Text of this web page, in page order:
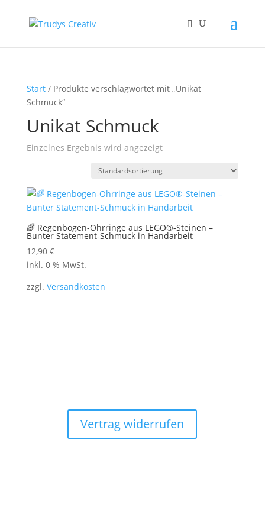
Start/ Produkte verschlagwortet mit „Unikat
Schmuck“
Unikat Schmuck
Einzelnes Ergebnis wird angezeigt
🌈 Regenbogen-Ohrringe aus LEGO®-Steinen –
Bunter Statement-Schmuck in Handarbeit
12,90 €
inkl. 0 % MwSt.
zzgl. Versandkosten
Vertrag widerrufen